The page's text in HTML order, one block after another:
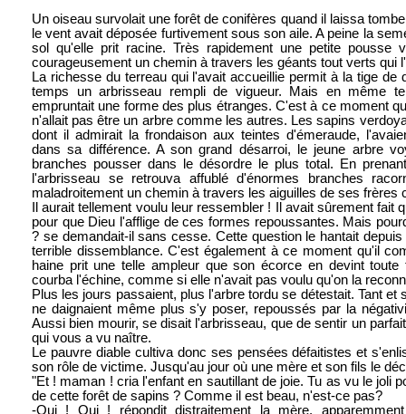
Un oiseau survolait une forêt de conifères quand il laissa
le vent avait déposée furtivement sous son aile. A peine la
sol qu'elle prit racine. Très rapidement une petite pousse
courageusement un chemin à travers les géants tout verts qui
La richesse du terreau qui l'avait accueillie permit à la tige de
temps un arbrisseau rempli de vigueur. Mais en même
empruntait une forme des plus étranges. C'est à ce moment
n'allait pas être un arbre comme les autres. Les sapins
dont il admirait la frondaison aux teintes d'émeraude,
dans sa différence. A son grand désarroi, le jeune arbre
branches pousser dans le désordre le plus total. En
l'arbrisseau se retrouva affublé d'énormes branches
maladroitement un chemin à travers les aiguilles de ses frères
Il aurait tellement voulu leur ressembler ! Il avait sûrement fait
pour que Dieu l'afflige de ces formes repoussantes. Mais
? se demandait-il sans cesse. Cette question le hantait
terrible dissemblance. C'est également à ce moment qu'il
haine prit une telle ampleur que son écorce en devint
courba l'échine, comme si elle n'avait pas voulu qu'on la
Plus les jours passaient, plus l'arbre tordu se détestait. Tant et
ne daignaient même plus s'y poser, repoussés par la
Aussi bien mourir, se disait l'arbrisseau, que de sentir un
qui vous a vu naître.
Le pauvre diable cultiva donc ses pensées défaitistes et
son rôle de victime. Jusqu'au jour où une mère et son fils le
"Et ! maman ! cria l'enfant en sautillant de joie. Tu as vu le joli
de cette forêt de sapins ? Comme il est beau, n'est-ce pas?
-Oui ! Oui ! répondit distraitement la mère,